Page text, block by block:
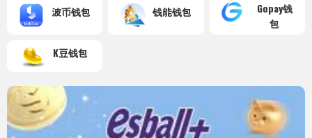
波币钱包 钱能钱包
Gopay钱
包
K豆钱包